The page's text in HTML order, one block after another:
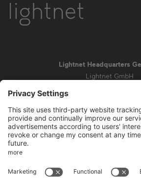
Lightnet Headquarters
Lightnet GmbH
info@lightnet.de
Aviso de privacidad